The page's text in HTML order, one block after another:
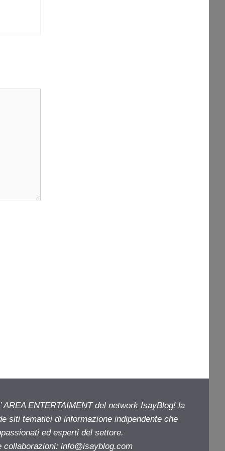
AREA ENTERTAIMENT del network IsayBlog! la
siti tematici di informazione indipendente che
ed esperti del settore.
collaborazioni: info@isayblog.com